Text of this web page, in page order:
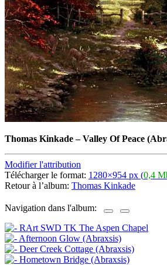
Thomas Kinkade–Valley Of Peace
Modifier l'attribution
Télécharger le format: 1280×954 px (0,4
Retour à l’album: Thomas Kinkade
Navigation dans l'album: